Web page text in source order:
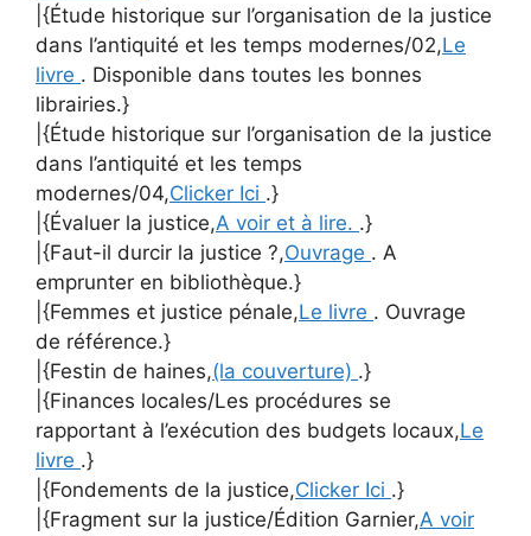
|{Étude historique sur l’organisation de la justice
dans l’antiquité et les temps modernes/02,Le
livre . Disponible dans toutes les bonnes
librairies.}
|{Étude historique sur l’organisation de la justice
dans l’antiquité et les temps
modernes/04,Clicker Ici .}
|{Évaluer la justice,A voir et à lire. .}
|{Faut-il durcir la justice ?,Ouvrage . A
emprunter en bibliothèque.}
|{Femmes et justice pénale,Le livre . Ouvrage
de référence.}
|{Festin de haines,(la couverture) .}
|{Finances locales/Les procédures se
rapportant à l’exécution des budgets locaux,Le
livre .}
|{Fondements de la justice,Clicker Ici .}
|{Fragment sur la justice/Édition Garnier,A voir